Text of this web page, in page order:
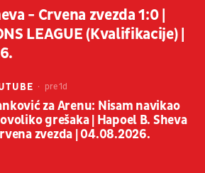
- Crvena zvezda 1:0 |
LEAGUE (Kvalifikacije) |
pre 1d
za Arenu: Nisam navikao
grešaka | Hapoel B. Sheva
zvezda | 04.08.2026.